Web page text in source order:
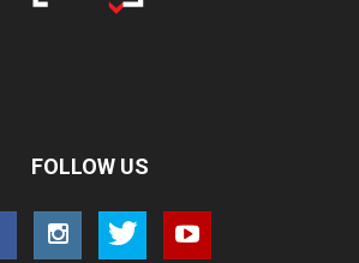
FOLLOW US